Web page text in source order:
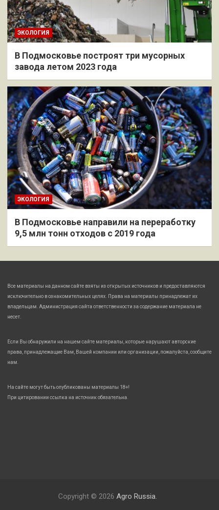
ЭКОЛОГИЯ
В Подмосковье построят три мусорных
завода летом 2023 года
ЭКОЛОГИЯ
В Подмосковье направили на переработку
9,5 млн тонн отходов с 2019 года
Все материалы на данном сайте взяты из открытых источников и предоставляются
исключительно в ознакомительных целях. Права на материалы принадлежат их
владельцам. Администрация сайта ответственности за содержание материала не
несет.
Если Вы обнаружили на нашем сайте материалы, которые нарушают авторские
права, принадлежащие Вам, Вашей компании или организации, пожалуйста, сообщите
нам.
На сайте могут быть опубликованы материалы 18+!
При цитировании ссылка на источник обязательна.
Copyright © 2026 Agro Russia.